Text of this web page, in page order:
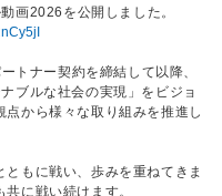
2026を公開しました。
トナー契約を締結して以降、
ブルな社会の実現」をビジョ
から様々な取り組みを推進し
もに戦い、歩みを重ねてきま
に戦い続けます。